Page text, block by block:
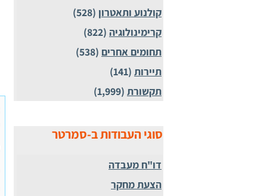
קולנוע ותאטרון (528)
קרימינולוגיה (822)
תחומים אחרים (538)
תיירות (141)
תקשורת (1,999)
סוגי העבודות ב-סמרטר
דו"ח מעבדה
הצעת מחקר